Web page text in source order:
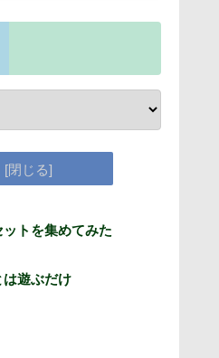
トを集めてみた
遊ぶだけ